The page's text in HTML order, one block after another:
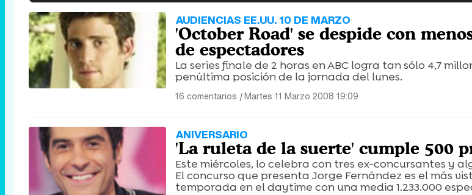
AUDIENCIAS EE.UU. 10 DE MARZO
'October Road' se despide con
de espectadores
La series finale de 2 horas en ABC logra tan sólo 4,7
penúltima posición de la jornada del lunes.
16 comentarios |Martes 11 Marzo 2008 19:09
ANIVERSARIO
'La ruleta de la suerte' cumple 500
Este miércoles, lo celebra con tres ex-concursantes y
El concurso que presenta Jorge Fernández es el más
temporada en el daytime con una media 1.233.000